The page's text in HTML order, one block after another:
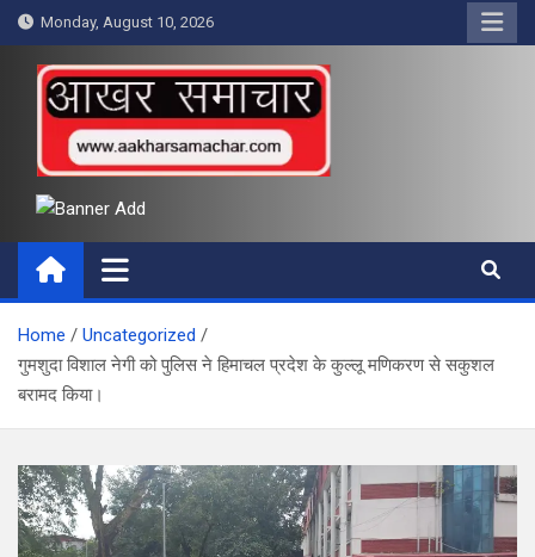
Skip
to
content
Monday, August 10, 2026
आखर समाचार
Home
Uncategorized
गुमशुदा विशाल नेगी को पुलिस ने हिमाचल प्रदेश के कुल्लू मणिकरण से सकुशल
बरामद किया।